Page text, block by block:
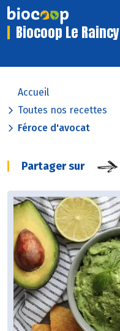
Biocoop Le Raincy
Accueil
Toutes nos recettes
Féroce d'avocat
Partager sur